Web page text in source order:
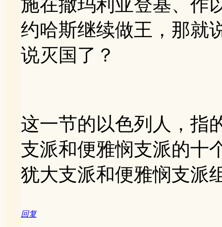
施在撒玛利亚登基、作
约哈斯继续做王，那就
说灭国了？
这一节的以色列人，指
支派和便雅悯支派的十
犹大支派和便雅悯支派
回复